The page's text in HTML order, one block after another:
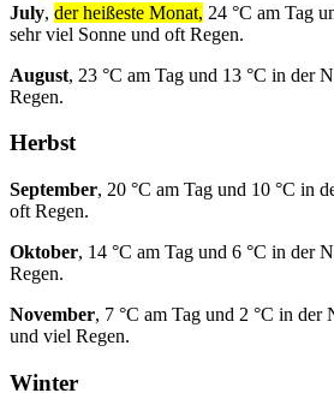
July, der heißeste Monat, 24 °C am Tag
sehr viel Sonne und oft Regen.
August, 23 °C am Tag und 13 °C in der
Regen.
Herbst
September, 20 °C am Tag und 10 °C in
oft Regen.
Oktober, 14 °C am Tag und 6 °C in der
Regen.
November, 7 °C am Tag und 2 °C in der
und viel Regen.
Winter